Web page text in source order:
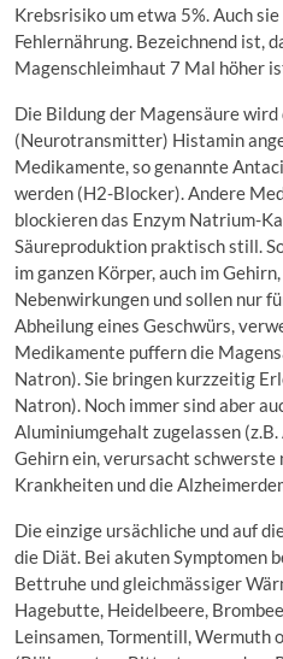
Krebsrisiko um etwa 5%. Auch
Fehlernährung. Bezeichnend ist,
Magenschleimhaut 7 Mal höher
Die Bildung der Magensäure
(Neurotransmitter) Histamin
Medikamente, so genannte
werden (H2-Blocker). Andere
blockieren das Enzym Natrium-
Säureproduktion praktisch still.
im ganzen Körper, auch im
Nebenwirkungen und sollen nur
Abheilung eines Geschwürs,
Medikamente puffern die
Natron). Sie bringen kurzzeitig
Natron). Noch immer sind aber
Aluminiumgehalt zugelassen
Gehirn ein, verursacht
Krankheiten und die
Die einzige ursächliche und auf
die Diät. Bei akuten Symptomen
Bettruhe und gleichmässiger
Hagebutte, Heidelbeere,
Leinsamen, Tormentill, Wermuth